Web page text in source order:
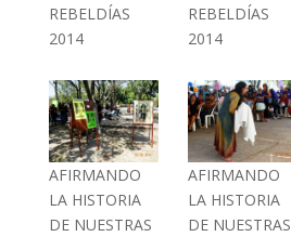
REBELDÍAS
2014
REBELDÍAS
2014
AFIRMANDO
LA HISTORIA
DE NUESTRAS
AFIRMANDO
LA HISTORIA
DE NUESTRAS